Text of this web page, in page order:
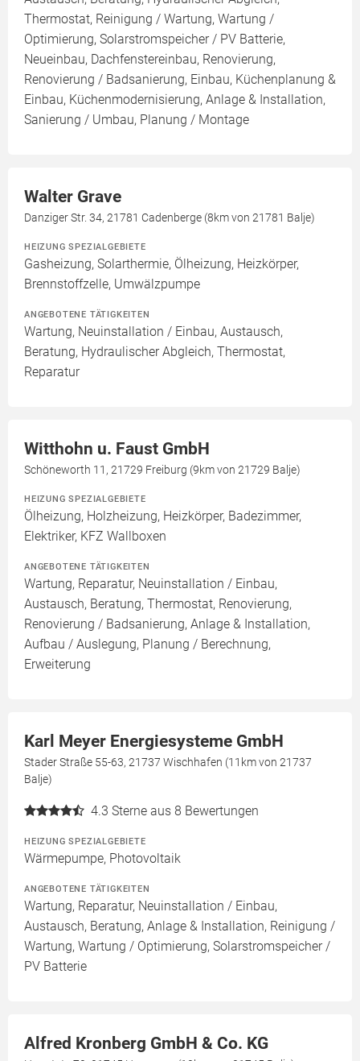
Thermostat, Reinigung / Wartung, Wartung /
Optimierung, Solarstromspeicher / PV Batterie,
Neueinbau, Dachfenstereinbau, Renovierung,
Renovierung / Badsanierung, Einbau, Küchenplanung &
Einbau, Küchenmodernisierung, Anlage & Installation,
Sanierung / Umbau, Planung / Montage
Walter Grave
Danziger Str. 34, 21781 Cadenberge (8km von 21781 Balje)
HEIZUNG SPEZIALGEBIETE
Gasheizung, Solarthermie, Ölheizung, Heizkörper,
Brennstoffzelle, Umwälzpumpe
ANGEBOTENE TÄTIGKEITEN
Wartung, Neuinstallation / Einbau, Austausch,
Beratung, Hydraulischer Abgleich, Thermostat,
Reparatur
Witthohn u. Faust GmbH
Schöneworth 11, 21729 Freiburg (9km von 21729 Balje)
HEIZUNG SPEZIALGEBIETE
Ölheizung, Holzheizung, Heizkörper, Badezimmer,
Elektriker, KFZ Wallboxen
ANGEBOTENE TÄTIGKEITEN
Wartung, Reparatur, Neuinstallation / Einbau,
Austausch, Beratung, Thermostat, Renovierung,
Renovierung / Badsanierung, Anlage & Installation,
Aufbau / Auslegung, Planung / Berechnung,
Erweiterung
Karl Meyer Energiesysteme GmbH
Stader Straße 55-63, 21737 Wischhafen (11km von 21737
Balje)
4.3 Sterne aus 8 Bewertungen
HEIZUNG SPEZIALGEBIETE
Wärmepumpe, Photovoltaik
ANGEBOTENE TÄTIGKEITEN
Wartung, Reparatur, Neuinstallation / Einbau,
Austausch, Beratung, Anlage & Installation, Reinigung /
Wartung, Wartung / Optimierung, Solarstromspeicher /
PV Batterie
Alfred Kronberg GmbH & Co. KG